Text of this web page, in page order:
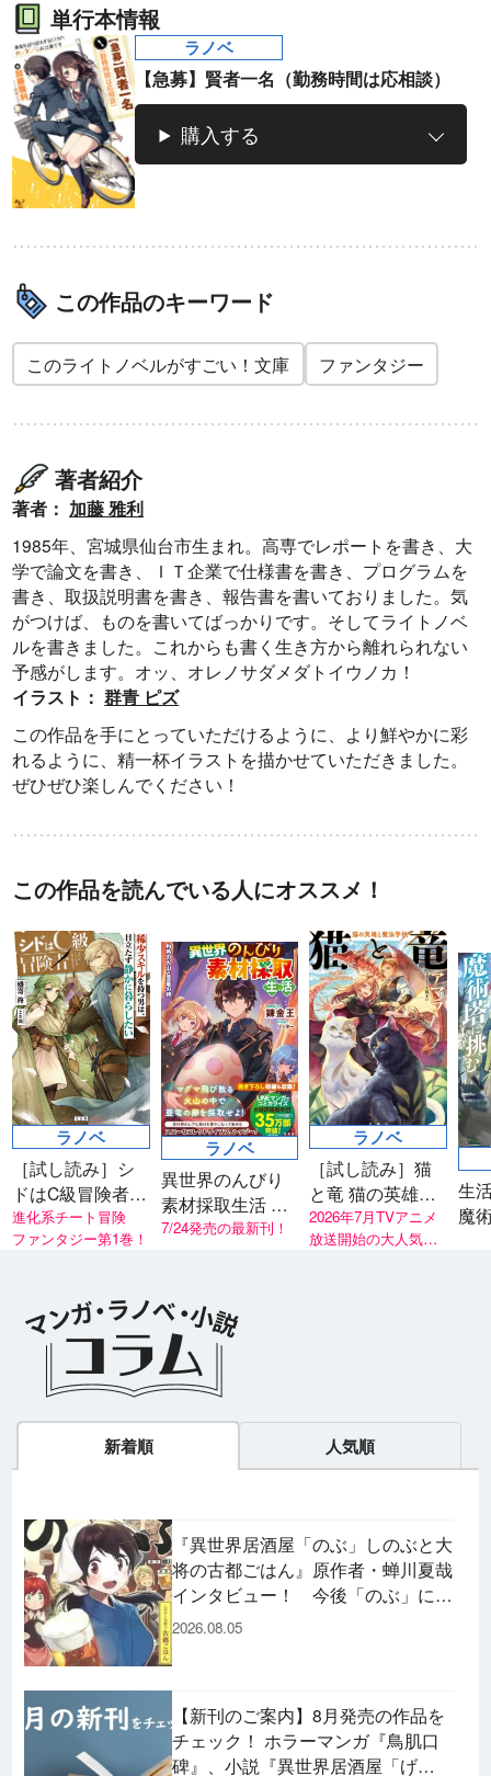
『魔法少女育成計画
restart』放送決定！
単行本情報
ラノベ
【急募】賢者一名（勤務時間は応相談）
購入する
この作品のキーワード
このライトノベルがすごい！文庫 ファンタジー
著者紹介
著者： 加藤 雅利
1985年、宮城県仙台市生まれ。高専でレポートを書き、大
学で論文を書き、ＩＴ企業で仕様書を書き、プログラムを
書き、取扱説明書を書き、報告書を書いておりました。気
がつけば、ものを書いてばっかりです。そしてライトノベ
ルを書きました。これからも書く生き方から離れられない
予感がします。オッ、オレノサダメダトイウノカ！
イラスト：群青 ピズ
この作品を手にとっていただけるように、より鮮やかに彩
れるように、精一杯イラストを描かせていただきました。
ぜひぜひ楽しんでください！
この作品を読んでいる人にオススメ！
ラノベ
［試し読み］シ
ドはC級冒険者
稀少スキルを持
つ男は、目立た
進化系チート冒険
ファンタジー第1巻！
ラノベ
異世界のんびり
素材採取生活 灼
熱の火山と亜竜
7/24発売の最新刊！
ラノベ
［試し読み］猫
と竜 猫の英雄と
魔法学校
2026年7月TVアニメ
放送開始の大人気シ
生
魔
新着順 人気順
『異世界居酒屋「のぶ」しのぶと大
将の古都ごはん』原作者・蝉川夏哉
インタビュー！ 今後「のぶ」に登
場するメニューは……!?
2026.08.05
【新刊のご案内】8月発売の作品を
チェック！ ホラーマンガ『鳥肌口
碑』、小説『異世界居酒屋「げ